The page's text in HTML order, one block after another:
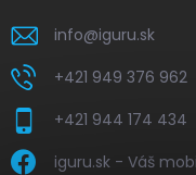
info@iguru.sk
+421 949 376 962
+421 944 174 434
iguru.sk - Váš